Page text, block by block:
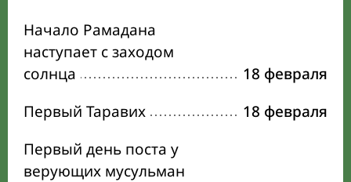
Начало Рамадана
наступает с заходом
солнца
18 февраля
Первый Таравих
18 февраля
Первый день поста у
верующих мусульман